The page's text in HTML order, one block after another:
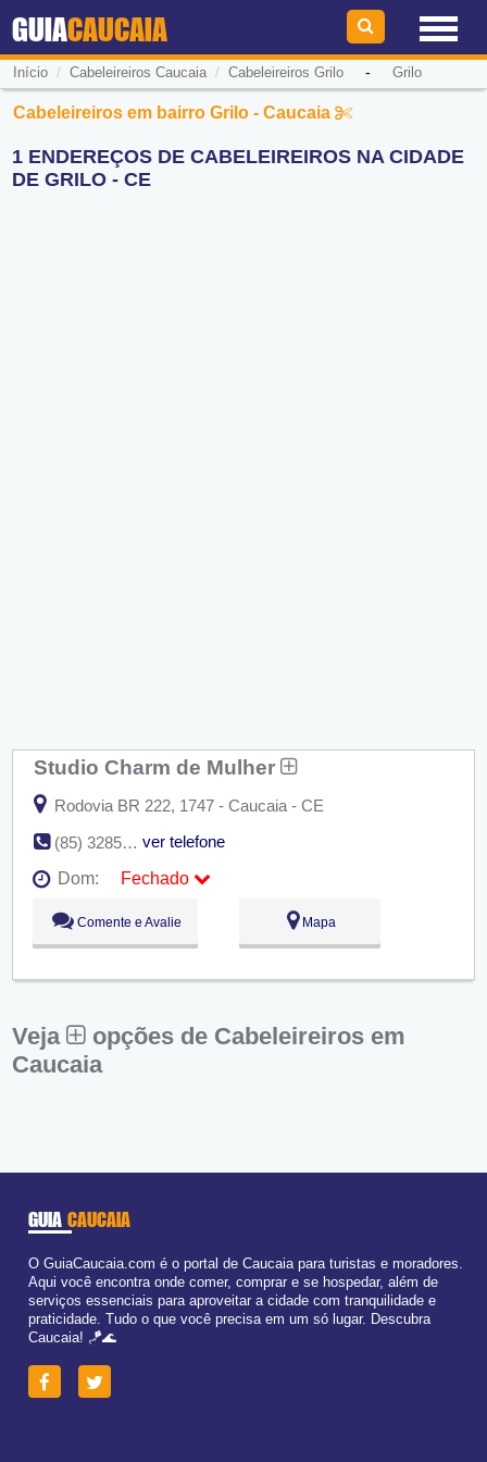
GUIACAUCAIA
Início / Cabeleireiros Caucaia/ Cabeleireiros Grilo- Grilo
Cabeleireiros em bairro Grilo - Caucaia
1 ENDEREÇOS DE CABELEIREIROS NA CIDADE
DE GRILO - CE
Studio Charm de Mulher
Rodovia BR 222, 1747 - Caucaia - CE
(85) 3285-3304
ver telefone
Dom:
Fechado
Seg:
Ter:
09:00 - 18:00
Qua:
09:00 - 18:00
Sex:
09:00 - 18:00
Dom:
Fechado
Comente e Avalie Mapa
Veja
opções de Cabeleireiros em
Caucaia
GUIA CAUCAIA
O GuiaCaucaia.com é o portal de Caucaia para turistas e moradores.
Aqui você encontra onde comer, comprar e se hospedar, além de
serviços essenciais para aproveitar a cidade com tranquilidade e
praticidade. Tudo o que você precisa em um só lugar. Descubra
Caucaia! 🪁🌊